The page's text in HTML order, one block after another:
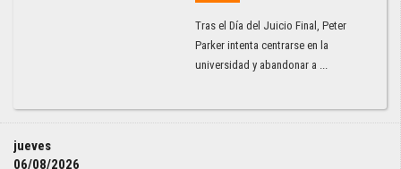
Tras el Día del Juicio Final, Peter
Parker intenta centrarse en la
universidad y abandonar a ...
jueves
06/08/2026